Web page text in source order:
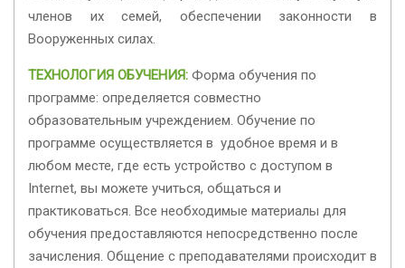
членов их семей, обеспечении законности в
Вооруженных силах.
ТЕХНОЛОГИЯ ОБУЧЕНИЯ: Форма обучения по
программе: определяется совместно
образовательным учреждением. Обучение по
программе осуществляется в удобное время и в
любом месте, где есть устройство с доступом в
Internet, вы можете учиться, общаться и
практиковаться. Все необходимые материалы для
обучения предоставляются непосредственно после
зачисления. Общение с преподавателями происходит в